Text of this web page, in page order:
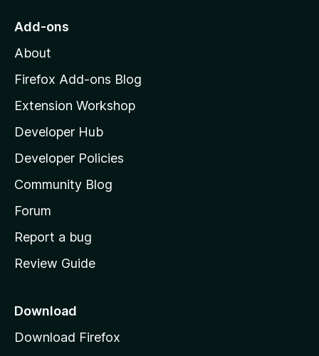
o
o
z
l
l
a
s
h
o
e
a
e
Add-ons
About
Firefox Add-ons Blog
Extension Workshop
Developer Hub
Developer Policies
Community Blog
Forum
Report a bug
Review Guide
Download
Download Firefox